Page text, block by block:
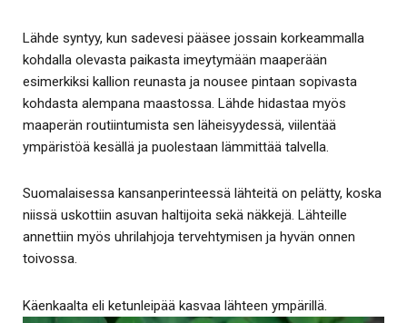
Lähde syntyy, kun sadevesi pääsee jossain korkeammalla
kohdalla olevasta paikasta imeytymään maaperään
esimerkiksi kallion reunasta ja nousee pintaan sopivasta
kohdasta alempana maastossa. Lähde hidastaa myös
maaperän routiintumista sen läheisyydessä, viilentää
ympäristöä kesällä ja puolestaan lämmittää talvella.
Suomalaisessa kansanperinteessä lähteitä on pelätty, koska
niissä uskottiin asuvan haltijoita sekä näkkejä. Lähteille
annettiin myös uhrilahjoja tervehtymisen ja hyvän onnen
toivossa.
Käenkaalta eli ketunleipää kasvaa lähteen ympärillä.